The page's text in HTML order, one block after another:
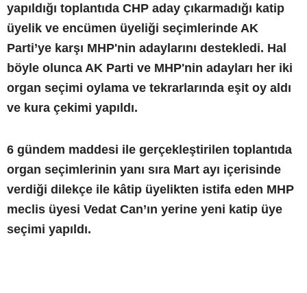
yapıldığı toplantıda CHP aday çıkarmadığı katip
üyelik ve encümen üyeliği seçimlerinde AK
Parti’ye karşı MHP'nin adaylarını destekledi. Hal
böyle olunca AK Parti ve MHP'nin adayları her iki
organ seçimi oylama ve tekrarlarında eşit oy aldı
ve kura çekimi yapıldı.
6 gündem maddesi ile gerçekleştirilen toplantıda
organ seçimlerinin yanı sıra Mart ayı içerisinde
verdiği dilekçe ile kâtip üyelikten istifa eden MHP
meclis üyesi Vedat Can’ın yerine yeni katip üye
seçimi yapıldı.